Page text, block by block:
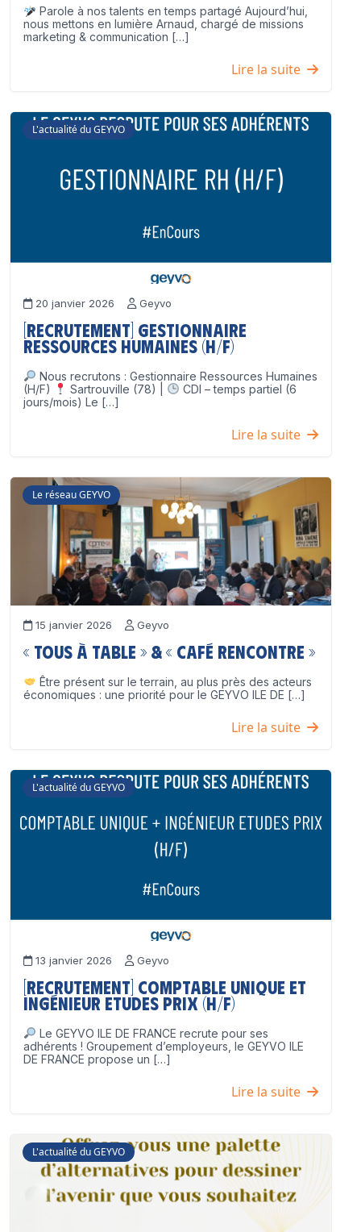
Parole à nos talents en temps partagé Aujourd’hui,
nous mettons en lumière Arnaud, chargé de missions
marketing & communication […]
Lire la suite
L'actualité du GEYVO
20 janvier 2026 Geyvo
[Recrutement] Gestionnaire
Ressources Humaines (H/F)
Nous recrutons : Gestionnaire Ressources Humaines
(H/F)
Sartrouville (78) |
CDI – temps partiel (6
jours/mois) Le […]
Lire la suite
Le réseau GEYVO
15 janvier 2026 Geyvo
« Tous à table » & « Café Rencontre »
Être présent sur le terrain, au plus près des acteurs
économiques : une priorité pour le GEYVO ILE DE […]
Lire la suite
L'actualité du GEYVO
13 janvier 2026 Geyvo
[Recrutement] Comptable unique et
Ingénieur Etudes Prix (H/F)
Le GEYVO ILE DE FRANCE recrute pour ses
adhérents ! Groupement d’employeurs, le GEYVO ILE
DE FRANCE propose un […]
Lire la suite
L'actualité du GEYVO